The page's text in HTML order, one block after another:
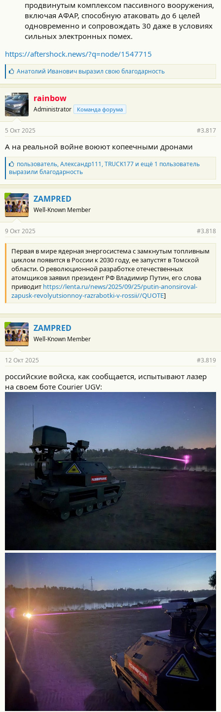
продвинутым комплексом пассивного вооружения,
включая АФАР, способную атаковать до 6 целей
одновременно и сопровождать 30 даже в условиях
сильных электронных помех.
https://aftershock.news/?q=node/1547715
Б
л
а
г
о
д
а
н
с
т
и
:
Анатолий Ивановичвыразил свою благодарность
rainbow
Administrator Команда форума
5 Окт 2025 #3.817
А на реальной войне воюют копеечными дронами
Б
л
а
г
о
д
а
р
о
с
т
и
:
пользователь,Александр111,TRUCK177и ещё 1 пользователь
выразили благодарность
ZAMPRED
Well-Known Member
9 Окт 2025 #3.818
Первая в мире ядерная энергосистема с замкнутым топливным
циклом появится в России к 2030 году, ее запустят в Томской
области. О революционной разработке отечественных
атомщиков заявил президент РФ Владимир Путин, его слова
приводит https://lenta.ru/news/2025/09/25/putin-anonsiroval-
zapusk-revolyutsionnoy-razrabotki-v-rossii//QUOTE]
ZAMPRED
Well-Known Member
12 Окт 2025 #3.819
российские войска, как сообщается, испытывают лазер
на своем боте Courier UGV: